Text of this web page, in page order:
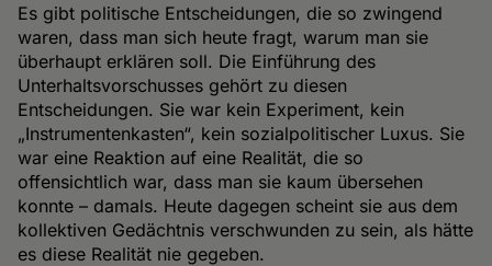
Es gibt politische Entscheidungen, die so zwingend
waren, dass man sich heute fragt, warum man sie
überhaupt erklären soll. Die Einführung des
Unterhaltsvorschusses gehört zu diesen
Entscheidungen. Sie war kein Experiment, kein
„Instrumentenkasten“, kein sozialpolitischer Luxus. Sie
war eine Reaktion auf eine Realität, die so
offensichtlich war, dass man sie kaum übersehen
konnte – damals. Heute dagegen scheint sie aus dem
kollektiven Gedächtnis verschwunden zu sein, als hätte
es diese Realität nie gegeben.